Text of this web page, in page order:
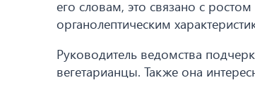
его словам, это связано с
органолептическим
Руководитель ведомства
вегетарианцы. Также она